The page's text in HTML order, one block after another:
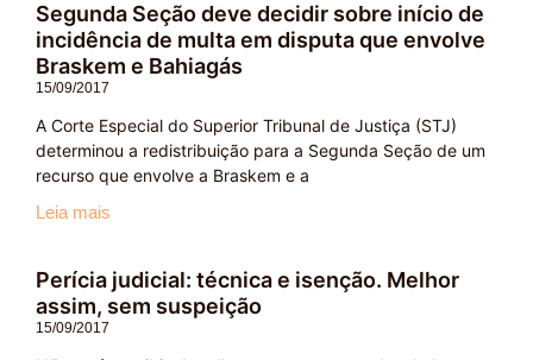
Segunda Seção deve decidir sobre início de
incidência de multa em disputa que envolve
Braskem e Bahiagás
15/09/2017
A Corte Especial do Superior Tribunal de Justiça (STJ)
determinou a redistribuição para a Segunda Seção de um
recurso que envolve a Braskem e a
Leia mais
Perícia judicial: técnica e isenção. Melhor
assim, sem suspeição
15/09/2017